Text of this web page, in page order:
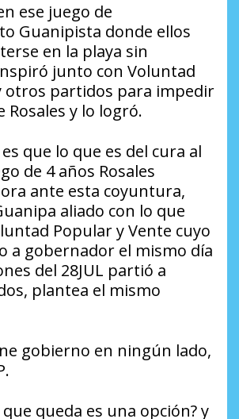
ese juego de
Guanipista donde ellos
en la playa sin
junto con Voluntad
otros partidos para impedir
Rosales y lo logró.
que lo que es del cura al
de 4 años Rosales
ante esta coyuntura,
aliado con lo que
Popular y Vente cuyo
a gobernador el mismo día
del 28JUL partió a
plantea el mismo
gobierno en ningún lado,
queda es una opción? y